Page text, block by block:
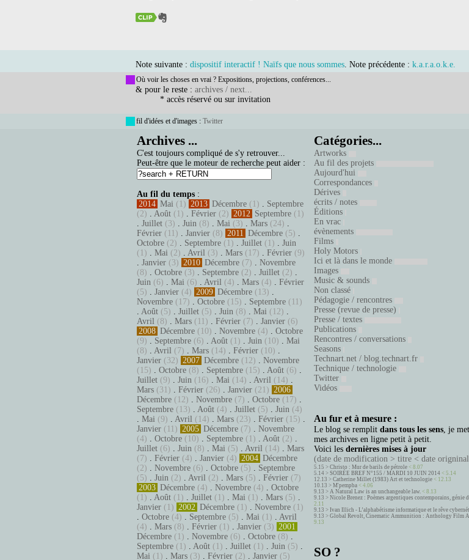
Note suivante : dispositif interactif ! Naïfs que nous sommes. Note précédente : k.a.r.a.o.k.e.
Où voir les choses en vrai ? Expositions, projections, conférences...
& pour le reste : archives / next...
* accès réservé ou sur invitation
fil d'idées et d'images : Twitter
Archives ...
C'est toujours compliqué de s'y retrouver...
Peut-être que le moteur de recherche peut aider :
Au fil du temps :
2014 Mai (1) 2013 Décembre (1) . Septembre
(2) . Août (1) . Février (2) 2012 Septembre (1)
. Juillet (3) . Juin (8) . Mai (3) . Mars (24) .
Février (11) . Janvier (8) 2011 Décembre (5) .
Octobre (2) . Septembre (1) . Juillet (1) . Juin
(1) . Mai (2) . Avril (3) . Mars (17) . Février (9)
. Janvier (3) 2010 Décembre (7) . Novembre
(8) . Octobre (3) . Septembre (2) . Juillet (2) .
Juin (6) . Mai (6) . Avril (4) . Mars (4) . Février
(5) . Janvier (4) 2009 Décembre (13) .
Novembre (17) . Octobre (15) . Septembre (11)
. Août (5) . Juillet (5) . Juin (8) . Mai (12) .
Avril (8) . Mars (11) . Février (7) . Janvier (6)
2008 Décembre (10) . Novembre (4) . Octobre
(9) . Septembre (6) . Août (1) . Juin (10) . Mai
(8) . Avril (7) . Mars (14) . Février (10) .
Janvier (32) 2007 Décembre (12) . Novembre
(15) . Octobre (8) . Septembre (15) . Août (6) .
Juillet (9) . Juin (16) . Mai (14) . Avril (14) .
Mars (31) . Février (26) . Janvier (21) 2006
Décembre (12) . Novembre (7) . Octobre (17) .
Septembre (13) . Août (4) . Juillet (5) . Juin (4)
. Mai (9) . Avril (14) . Mars (23) . Février (15) .
Janvier (11) 2005 Décembre (7) . Novembre
(4) . Octobre (10) . Septembre (1) . Août (2) .
Juillet (6) . Juin (8) . Mai (5) . Avril (14) . Mars
(7) . Février (4) . Janvier (4) 2004 Décembre
(2) . Novembre (6) . Octobre (5) . Septembre
(5) . Juin (2) . Avril (2) . Mars (5) . Février (7)
2003 Décembre (4) . Novembre (4) . Octobre
(1) . Août (1) . Juillet (1) . Mai (1) . Mars (5) .
Janvier (1) 2002 Décembre (1) . Novembre (1)
. Octobre (4) . Septembre (5) . Mai (1) . Avril
(4) . Mars (8) . Février (1) . Janvier (3) 2001
Décembre (1) . Novembre (6) . Octobre (8) .
Septembre (1) . Août (1) . Juillet (1) . Juin (5) .
Mai (1) . Mars (3) . Février (2) . Janvier (5)
Catégories...
Artworks
Au fil des projets
Aujourd'hui
Correspondances
Dérives
écrits / notes
Éditions
En vrac
évènements
Films
Holy Motors
Ici et là dans le monde
Images
Music & sounds
Non classé
Pédagogie / rencontres
Presse (revue de presse)
Presse / textes
Publications
Rencontres / conversations
Seasons
Technart.net / blog.technart.fr
Technique / technologie
Twitter
Vidéos
Au fur et à mesure :
Le blog se remplit dans tous les sens, je
mes archives en ligne petit à petit.
Voici les dernières mises à jour
(date de modification > titre < date
5.15 > Christo : Mur de barils de pétrole < 8.07
5.14 > SOIRÉE BREF N°155 / MARDI 10 JUIN 2014 < 5.14
12.13 > Catherine Millet (1983) Art et technologie < 12.13
10.13 > M'pempba < 4.06
9.13 > A Natural Law is an unchangeable law. < 8.13
9.13 > Nicole Brenez : Poèmes argentiques contemporains, génie
2.11
9.13 > Ivan Illich - L’alphabétisme informatique et le rêve
9.13 > Global Revolt, Cinematic Ammunition : Anthology Film
9.13
SO ?